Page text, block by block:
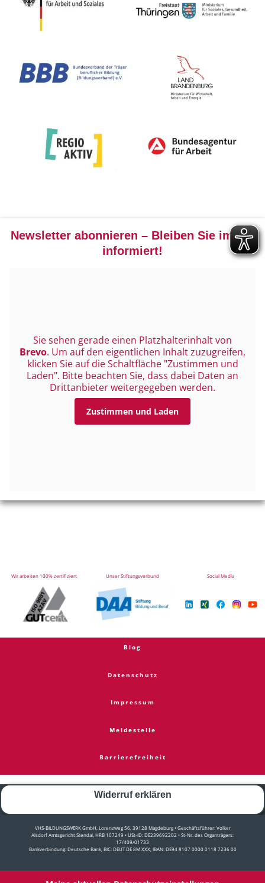
Newsletter abonnieren – Bleiben Sie immer
informiert!
Sie sehen gerade einen Platzhalterinhalt von
Brevo. Um auf den eigentlichen Inhalt zuzugreifen,
klicken Sie auf die Schaltfläche "Zustimmen und
Laden". Bitte beachten Sie, dass dabei Daten an
Drittanbieter weitergegeben werden.
Zustimmen und Laden
Wir arbeiten 100% zertifiziert Unser Stiftungsverbund Social Media
Blog
Datenschutz
Impressum
Meldestelle
Barrierefreiheit
Widerruf erklären
VHS-BILDUNGSWERK GmbH, Lorenzweg 56, 39128 Magdeburg • Geschäftsführer: Volker
Alsdorf Amtsgericht Stendal, HRB 107249 • USt-ID: DE239692202 • St-Nr. des Organträgers:
17/409/01733
Bankverbindung: Deutsche Bank, BIC: DEUT DE 8M XXX, IBAN: DE94 8107 0000 0118 7236 00